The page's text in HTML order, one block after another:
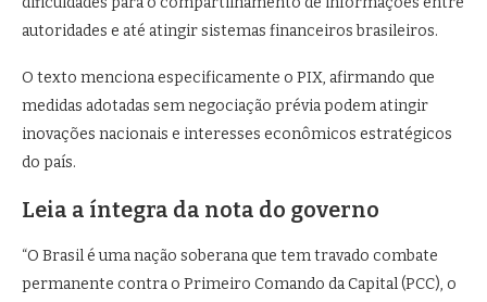
autoridades e até atingir sistemas financeiros brasileiros.
O texto menciona especificamente o PIX, afirmando que
medidas adotadas sem negociação prévia podem atingir
inovações nacionais e interesses econômicos estratégicos
do país.
Leia a íntegra da nota do governo
“O Brasil é uma nação soberana que tem travado combate
permanente contra o Primeiro Comando da Capital (PCC), o